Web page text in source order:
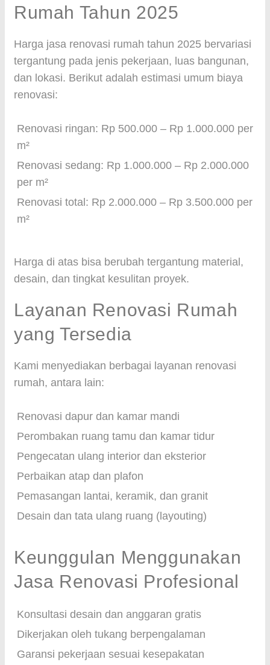
Rumah Tahun 2025
Harga jasa renovasi rumah tahun 2025 bervariasi
tergantung pada jenis pekerjaan, luas bangunan,
dan lokasi. Berikut adalah estimasi umum biaya
renovasi:
Renovasi ringan: Rp 500.000 – Rp 1.000.000 per
m²
Renovasi sedang: Rp 1.000.000 – Rp 2.000.000
per m²
Renovasi total: Rp 2.000.000 – Rp 3.500.000 per
m²
Harga di atas bisa berubah tergantung material,
desain, dan tingkat kesulitan proyek.
Layanan Renovasi Rumah
yang Tersedia
Kami menyediakan berbagai layanan renovasi
rumah, antara lain:
Renovasi dapur dan kamar mandi
Perombakan ruang tamu dan kamar tidur
Pengecatan ulang interior dan eksterior
Perbaikan atap dan plafon
Pemasangan lantai, keramik, dan granit
Desain dan tata ulang ruang (layouting)
Keunggulan Menggunakan
Jasa Renovasi Profesional
Konsultasi desain dan anggaran gratis
Dikerjakan oleh tukang berpengalaman
Garansi pekerjaan sesuai kesepakatan